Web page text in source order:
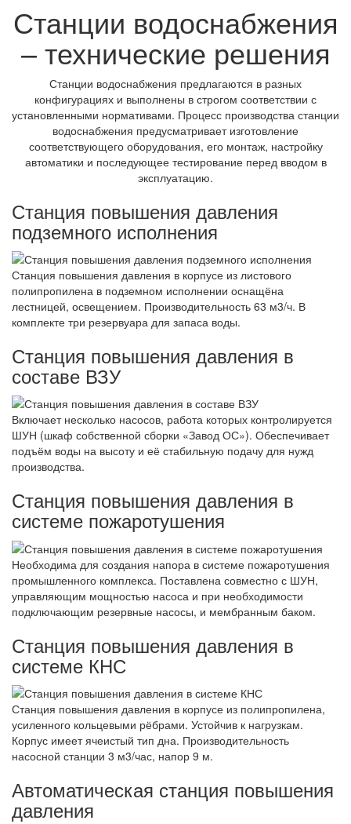
Станции водоснабжения
– технические решения
Станции водоснабжения предлагаются в разных
конфигурациях и выполнены в строгом соответствии с
установленными нормативами. Процесс производства станции
водоснабжения предусматривает изготовление
соответствующего оборудования, его монтаж, настройку
автоматики и последующее тестирование перед вводом в
эксплуатацию.
Станция повышения давления
подземного исполнения
Станция повышения давления в корпусе из листового
полипропилена в подземном исполнении оснащёна
лестницей, освещением. Производительность 63 м3/ч. В
комплекте три резервуара для запаса воды.
Станция повышения давления в
составе ВЗУ
Включает несколько насосов, работа которых контролируется
ШУН (шкаф собственной сборки «Завод ОС»). Обеспечивает
подъём воды на высоту и её стабильную подачу для нужд
производства.
Станция повышения давления в
системе пожаротушения
Необходима для создания напора в системе пожаротушения
промышленного комплекса. Поставлена совместно с ШУН,
управляющим мощностью насоса и при необходимости
подключающим резервные насосы, и мембранным баком.
Станция повышения давления в
системе КНС
Станция повышения давления в корпусе из полипропилена,
усиленного кольцевыми рёбрами. Устойчив к нагрузкам.
Корпус имеет ячеистый тип дна. Производительность
насосной станции 3 м3/час, напор 9 м.
Автоматическая станция повышения
давления